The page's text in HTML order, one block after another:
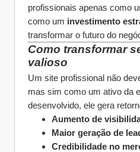
profissionais apenas como
como um investimento
transformar o futuro do
Como transformar
valioso
Um site profissional não
mas sim como um ativo da
desenvolvido, ele gera
Aumento de
Maior geração de
Credibilidade no